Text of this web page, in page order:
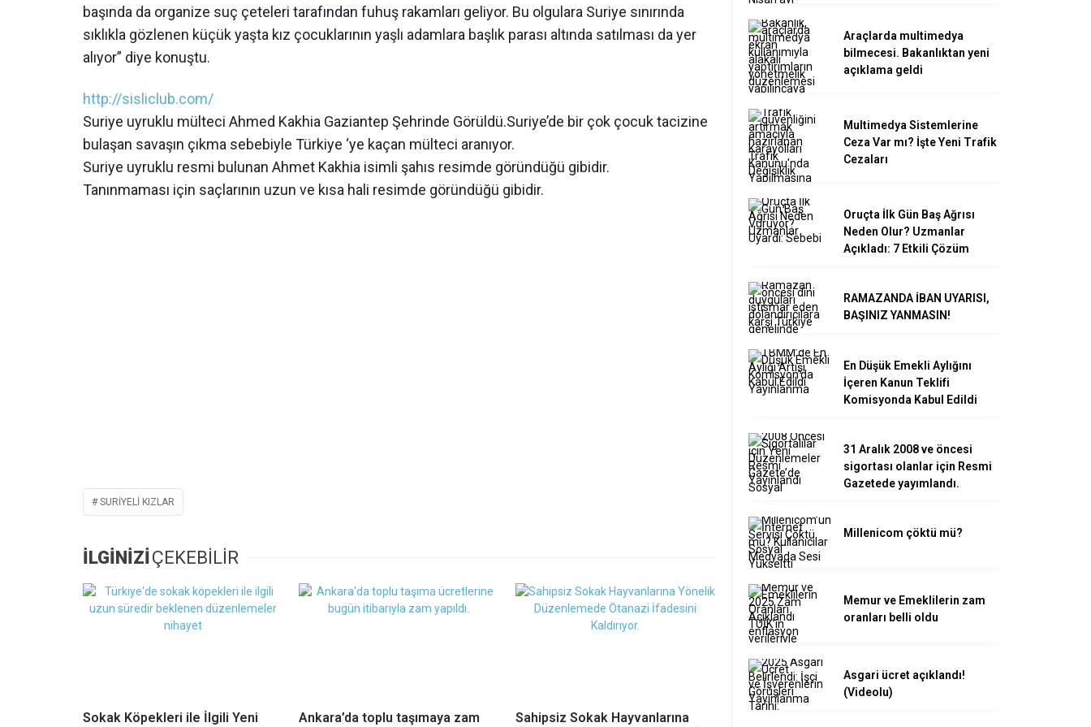
başında da organize suç çeteleri tarafından fuhuş rakamları geliyor. Bu olgulara Suriye sınırında
sıklıkla gözlenen küçük yaşta kız çocuklarının yaşlı adamlara başlık parası altında satılması da yer
alıyor” diye konuştu.
http://sisliclub.com/
Suriye uyruklu mülteci Ahmed Kakhia Gaziantep Şehrinde Görüldü.Suriye’de bir çok çocuk tacizine
bulaşan savaşın çıkma sebebiyle Türkiye ‘ye kaçan mülteci aranıyor.
Suriye uyruklu resmi bulunan Ahmet Kakhia isimli şahıs resimde göründüğü gibidir.
Tanınmaması için saçlarının uzun ve kısa hali resimde göründüğü gibidir.
SURIYELI KIZLAR
İLGİNİZİ ÇEKEBİLİR
Sokak Köpekleri ile İlgili Yeni
Ankara’da toplu taşımaya zam
Sahipsiz Sokak Hayvanlarına
Araçlarda multimedya
bilmecesi. Bakanlıktan yeni
açıklama geldi
Multimedya Sistemlerine
Ceza Var mı? İşte Yeni Trafik
Cezaları
Oruçta İlk Gün Baş Ağrısı
Neden Olur? Uzmanlar
Açıkladı: 7 Etkili Çözüm
RAMAZANDA İBAN UYARISI,
BAŞINIZ YANMASIN!
En Düşük Emekli Aylığını
İçeren Kanun Teklifi
Komisyonda Kabul Edildi
31 Aralık 2008 ve öncesi
sigortası olanlar için Resmi
Gazetede yayımlandı.
Millenicom çöktü mü?
Memur ve Emeklilerin zam
oranları belli oldu
Asgari ücret açıklandı!
(Videolu)